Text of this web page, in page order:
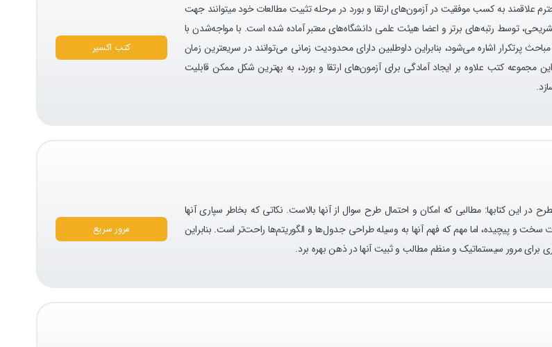
۱۰ سال اخیر می‌باشد. لذا داوطلبین محترم علاقمند به کسب موفقیت در آزمون‌های ارتقا و بورد در مرحله تثبیت مطالعات خود میتوانند جهت
توسط رتبه‌های برتر و اعضا هیئت علمی دانشگاه‌های معتبر آماده شده است. با مواجه‌شدن با
پرتکرار اشاره می‌شود، بنابراین داوطلبین دارای محدودیت زمانی می‌توانند در سریعترین زمان
این مجموعه کتب علاوه بر ایجاد آمادگی برای آزمون‌های ارتقا و بورد، به بهترین شکل ممکن قابلیت
کتب اکسیر
این کتابها: مطالبی که امکان و احتمال طرح سوال از آنها بالاست. نکاتی که بخاطر سپاری آنها
سخت و پیچیده، اما مهم که فهم آنها به وسیله طراحی جدول‌ها و الگوریتم‌ها راحت‌تر است. بنابراین
برای مرور سیستماتیک و منظم مطالب و ثبیت آنها در ذهن بهره برد.
مرور سریع